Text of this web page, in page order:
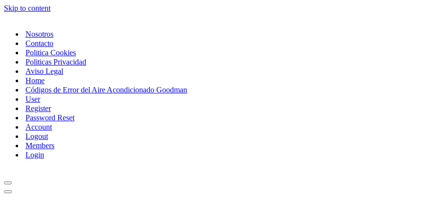
Skip to content
Nosotros
Contacto
Politica Cookies
Politicas Privacidad
Aviso Legal
Home
Códigos de Error del Aire Acondicionado Goodman
User
Register
Password Reset
Account
Logout
Members
Login
Navigation
Menu
Navigation